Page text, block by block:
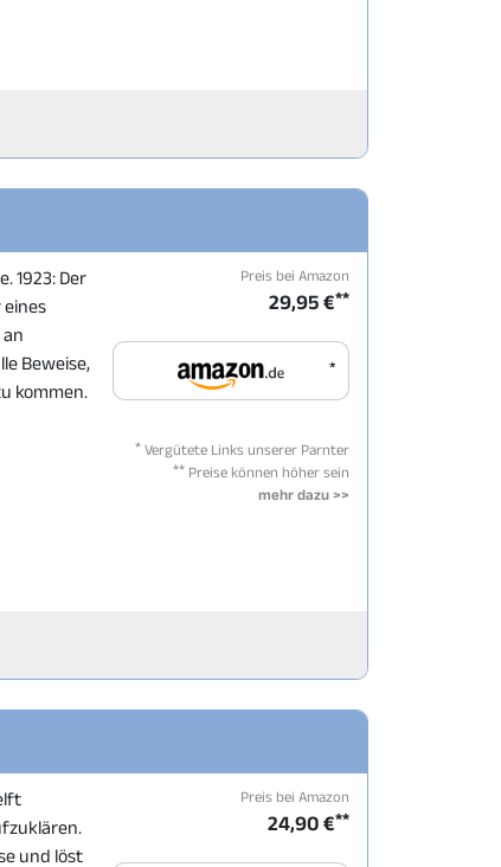
1923: Der
eines
Beweise,
kommen.
Preis bei Amazon
29,95 €**
*
* Vergütete Links unserer Parnter
** Preise können höher sein
mehr dazu >>
und löst
Preis bei Amazon
24,90 €**